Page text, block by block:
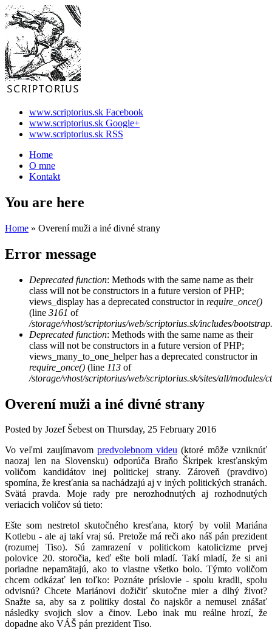
www.scriptorius.sk Facebook
www.scriptorius.sk Google+
www.scriptorius.sk RSS
Home
O mne
Kontakt
You are here
Home » Overení muži a iné divné strany
Error message
Deprecated function: Methods with the same name as their
class will not be constructors in a future version of PHP;
views_display has a deprecated constructor in require_once()
(line 3161 of
/storage/vhost/scriptorius/web/scriptorius.sk/includes/
Deprecated function: Methods with the same name as their
class will not be constructors in a future version of PHP;
views_many_to_one_helper has a deprecated constructor in
require_once() (line 113 of
/storage/vhost/scriptorius/web/scriptorius.sk/sites/all/modules/
Overení muži a iné divné strany
Posted by Jozef Šebeston Thursday, 25 February 2016
Vo veľmi zaujímavom predvolebnom videu (ktoré môže vzniknúť
naozaj len na Slovensku) odporúča Braňo Škripek kresťanským
voličom kandidátov inej politickej strany. Zároveň (pravdivo)
spomína, že kresťania sa nachádzajú aj v iných politických stranách.
Svätá pravda. Moje rady pre nerozhodnutých aj rozhodnutých
veriacich voličov sú tieto:
Ešte som nestretol skutočného kresťana, ktorý by volil Mariána
Kotlebu - ale aj takí vraj sú. Pretože má reči ako náš pán prezident
(rozumej Tiso). Sú zamrazení v politickom katolicizme prvej
polovice 20. storočia, keď ešte boli mladí. Takí mladí, že si ani
poriadne nepamätajú, ako to vlastne všetko bolo. Týmto voličom
chcem odkázať len toľko: Poznáte príslovie - spolu kradli, spolu
odvisnú? Chcete Mariánovi dožičiť skutočne mier a dlhý život?
Snažte sa, aby sa z politiky dostal čo najskôr a nemusel znášať
následky svojich slov a činov. Lebo inak mu reálne hrozí, že
dopadne ako VÁŠ pán prezident Tiso.